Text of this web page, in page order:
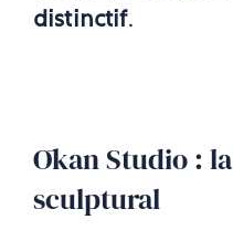
distinctif.
Ōkan Studio :
sculptural